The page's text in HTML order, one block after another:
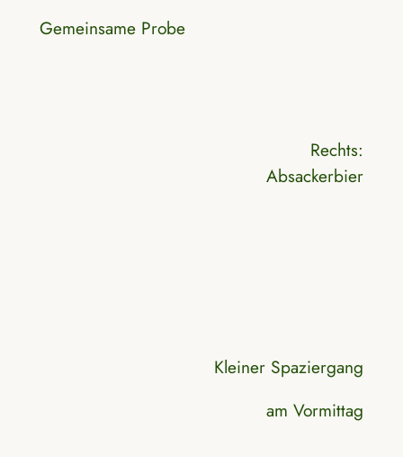
Gemeinsame Probe
Rechts:
Absackerbier
Kleiner Spaziergang
am Vormittag